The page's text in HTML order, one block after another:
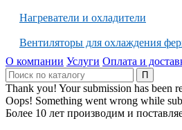
Нагреватели и охладители
Вентиляторы для охлаждения
О компании Услуги Оплата и
Thank you! Your submission has been
Oops! Something went wrong while
Более 10 лет производим и